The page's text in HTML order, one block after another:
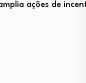
ações de